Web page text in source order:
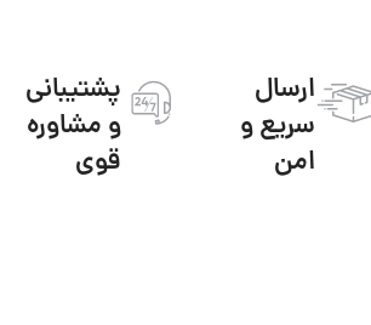
ارسال
سریع و
امن
پشتیبانی
و مشاوره
قوی